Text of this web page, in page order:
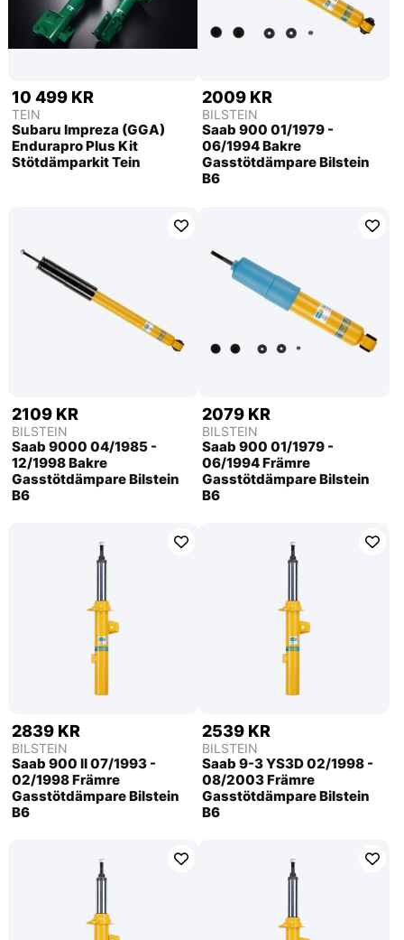
10 499 KR
TEIN
Subaru Impreza (GGA)
Endurapro Plus Kit
Stötdämparkit Tein
2009 KR
BILSTEIN
Saab 900 01/1979 -
06/1994 Bakre
Gasstötdämpare Bilstein
B6
2109 KR
BILSTEIN
Saab 9000 04/1985 -
12/1998 Bakre
Gasstötdämpare Bilstein
B6
2079 KR
BILSTEIN
Saab 900 01/1979 -
06/1994 Främre
Gasstötdämpare Bilstein
B6
2839 KR
BILSTEIN
Saab 900 ll 07/1993 -
02/1998 Främre
Gasstötdämpare Bilstein
B6
2539 KR
BILSTEIN
Saab 9-3 YS3D 02/1998 -
08/2003 Främre
Gasstötdämpare Bilstein
B6